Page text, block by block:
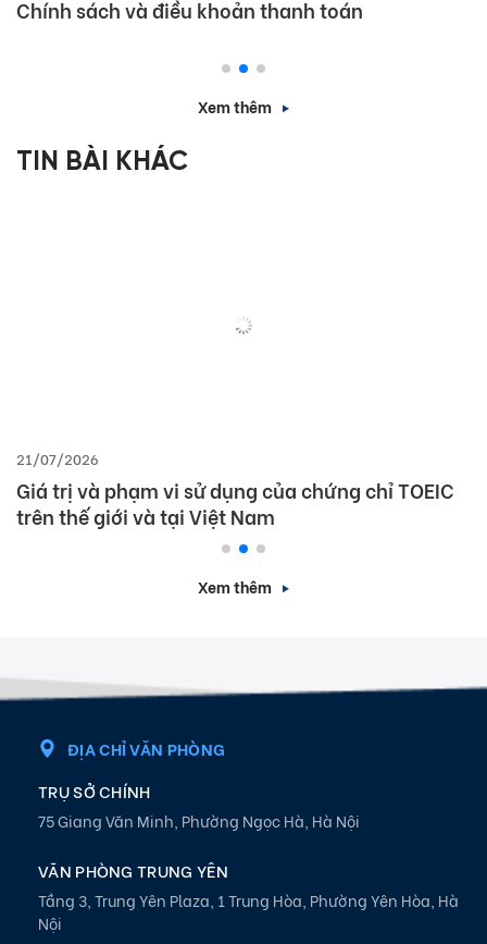
Chính sách và điều khoản thanh toán
Xem thêm
TIN BÀI KHÁC
21/07/2026
Giá trị và phạm vi sử dụng của chứng chỉ TOEIC
trên thế giới và tại Việt Nam
Xem thêm
ĐỊA CHỈ VĂN PHÒNG
TRỤ SỞ CHÍNH
75 Giang Văn Minh, Phường Ngọc Hà, Hà Nội
VĂN PHÒNG TRUNG YÊN
Tầng 3, Trung Yên Plaza, 1 Trung Hòa, Phường Yên Hòa, Hà
Nội